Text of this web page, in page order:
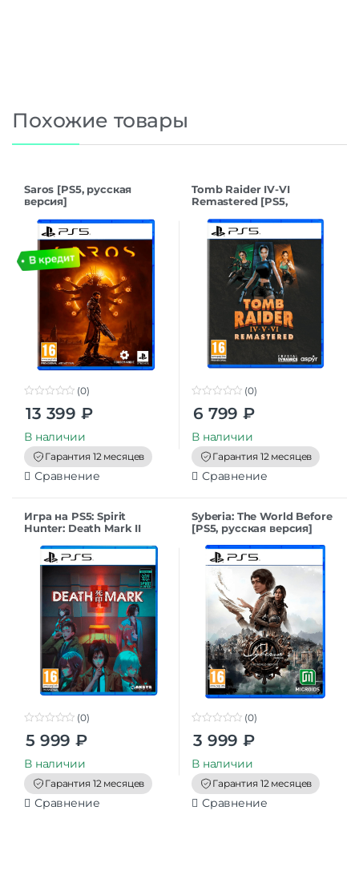
Похожие товары
Saros [PS5, русская
версия]
t
o
f
5
(0)
13 399 ₽
В наличии
Гарантия 12 месяцев
Сравнение
Tomb Raider IV-VI
Remastered [PS5,
o
t
o
f
5
(0)
6 799 ₽
В наличии
Гарантия 12 месяцев
Сравнение
Игра на PS5: Spirit
Hunter: Death Mark II
o
t
o
f
5
(0)
5 999 ₽
В наличии
Гарантия 12 месяцев
Сравнение
Syberia: The World Before
[PS5, русская версия]
o
t
o
f
5
(0)
3 999 ₽
В наличии
Гарантия 12 месяцев
Сравнение